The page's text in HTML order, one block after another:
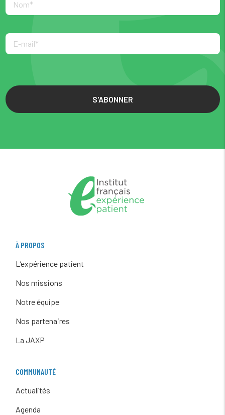
S'ABONNER
À PROPOS
L’expérience patient
Nos missions
Notre équipe
Nos partenaires
La JAXP
COMMUNAUTÉ
Actualités
Agenda